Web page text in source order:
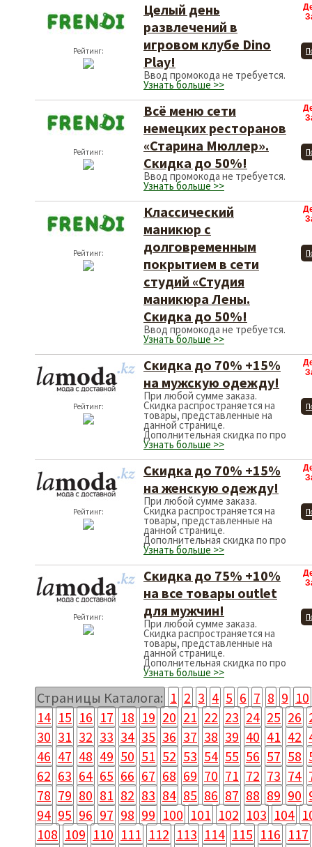
Рейтинг:
Целый день
развлечений в
игровом клубе Dino
Play!
Ввод промокода не требуется.
Узнать больше >>
Рейтинг:
Всё меню сети
немецких ресторанов
«Старина Мюллер».
Скидка до 50%!
Ввод промокода не требуется.
Узнать больше >>
Рейтинг:
Классический
маникюр с
долговременным
покрытием в сети
студий «Студия
маникюра Лены.
Скидка до 50%!
Ввод промокода не требуется.
Узнать больше >>
Рейтинг:
Скидка до 70% +15%
на мужскую одежду!
При любой сумме заказа.
Скидка распространяется на
товары, представленные на
данной странице.
Дополнительная скидка по про
Узнать больше >>
Рейтинг:
Скидка до 70% +15%
на женскую одежду!
При любой сумме заказа.
Скидка распространяется на
товары, представленные на
данной странице.
Дополнительная скидка по про
Узнать больше >>
Рейтинг:
Скидка до 75% +10%
на все товары outlet
для мужчин!
При любой сумме заказа.
Скидка распространяется на
товары, представленные на
данной странице.
Дополнительная скидка по про
Узнать больше >>
Страницы Каталога: 1 2 3 4 5 6 7 8 9 10
14 15 16 17 18 19 20 21 22 23 24 25 26
30 31 32 33 34 35 36 37 38 39 40 41 42
46 47 48 49 50 51 52 53 54 55 56 57 58
62 63 64 65 66 67 68 69 70 71 72 73 74
78 79 80 81 82 83 84 85 86 87 88 89 90
94 95 96 97 98 99 100 101 102 103 104
108 109 110 111 112 113 114 115 116 117